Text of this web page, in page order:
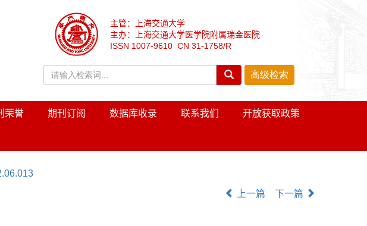
主管：上海交通大学
主办：上海交通大学医学院附属瑞金医院
ISSN 1007-9610 CN 31-1758/R
荣誉 期刊订阅 数据库收录 联系我们 开放获取政策
上一篇 下一篇